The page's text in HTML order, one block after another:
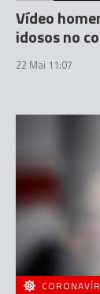
Vídeo
idosos no
22 Mai 11:07